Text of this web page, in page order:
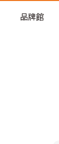
品牌館